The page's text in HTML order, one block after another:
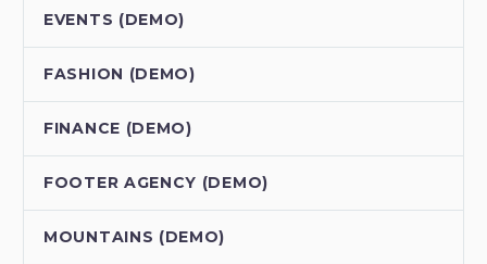
EVENTS (DEMO)
FASHION (DEMO)
FINANCE (DEMO)
FOOTER AGENCY (DEMO)
MOUNTAINS (DEMO)